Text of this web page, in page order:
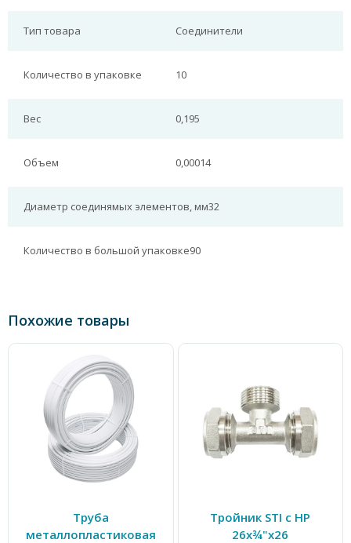
Тип товара Соединители
Количество в упаковке 10
Вес 0,195
Объем 0,00014
Диаметр соединямых элементов, мм32
Количество в большой упаковке90
Похожие товары
Труба
металлопластиковая
Тройник STI с НР
26х¾"х26